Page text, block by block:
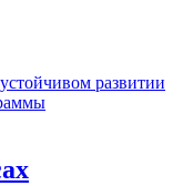
развитии